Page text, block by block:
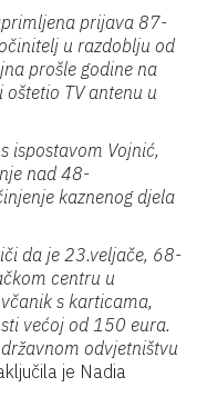
prijava 87-
u razdoblju od
prošle godine na
oštetio TV antenu u
ispostavom Vojnić,
nad 48-
kaznenog djela
da je 23.veljače, 68-
centru u
s karticama,
većoj od 150 eura.
odvjetništvu
je Nadia